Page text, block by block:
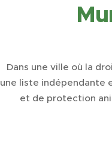
Dans une ville où la
une liste indépendante
et de protection